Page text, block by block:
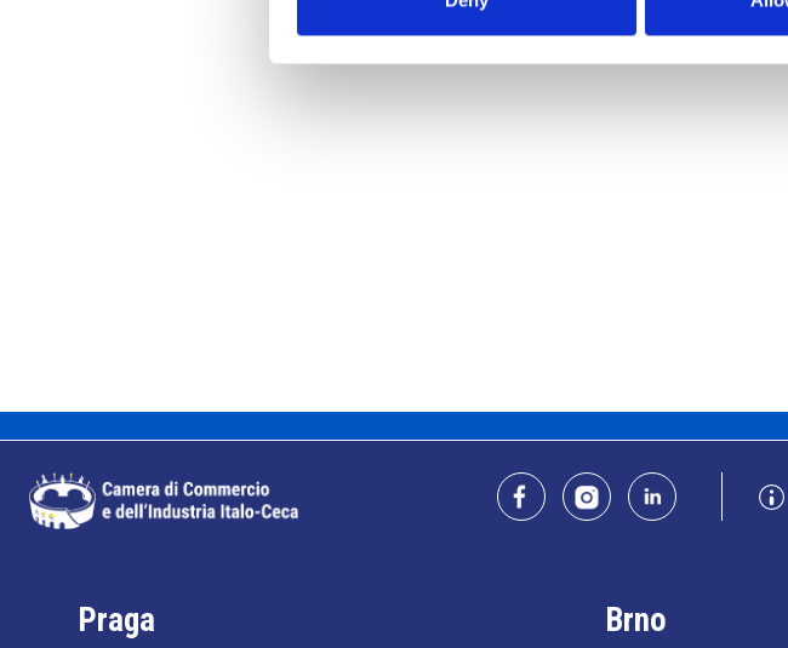
Praga Brno